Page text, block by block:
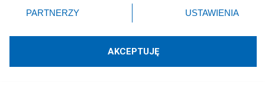
Web Content Media sp. z o. o. © 2022
Praca Reklama
zmienić/wycofać klikając przycisk ustawień prywatności
znajdujący się w lewym dolnym rogu strony
rodzaje przetwarzania danych nie wymagają zgody
użytkownika, ale masz prawo sprzeciwić się takiemu
PARTNERZY USTAWIENIA
AKCEPTUJĘ